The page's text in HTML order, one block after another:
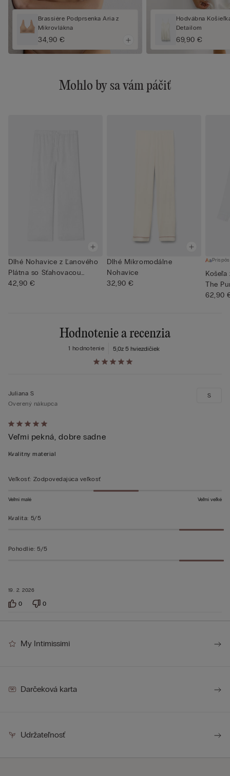
Brassière Podprsenka Aria z
Mikrovlákna
34,90 €
Hodvábna
Detailom
69,90 €
Mohlo by sa vám páčiť
Dlhé Nohavice z Ľanového
Plátna so Sťahovacou
Šnúr...
42,90 €
Dlhé Mikromodálne
Nohavice
32,90 €
The
62,90
Hodnotenie a recenzia
5,0z 5 hviezdičiek
1 hodnotenie
Hodnotenie:
5
z 5
19. 2. 2026
Juliana S
Overený nákupca
Veľmi pekná, dobre sadne
Kvalitny material
S
Veľkosť: Zodpovedajúca veľkosť
Veľmi malé Veľmi veľké
Kvalita: 5/5
Pohodlie: 5/5
0 0
My Intimissimi
Darčeková karta
Udržateľnosť